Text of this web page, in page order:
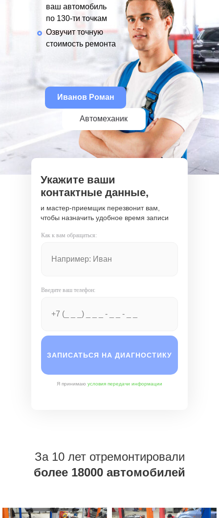
Озвучит точную
стоимость ремонта
ваш автомобиль
по 130-ти точкам
Укажите ваши
контактные данные,
Я принимаю условия передачи информации
и мастер-приемщик перезвонит вам,
чтобы назначить удобное время записи
ЗАПИСАТЬСЯ НА ДИАГНОСТИКУ
Иванов Роман
Автомеханик
Как к вам обращаться:
Введите ваш телефон:
За 10 лет отремонтировали
более 18000 автомобилей